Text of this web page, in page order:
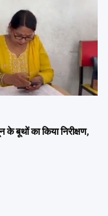
के बूथों का किया निरीक्षण,